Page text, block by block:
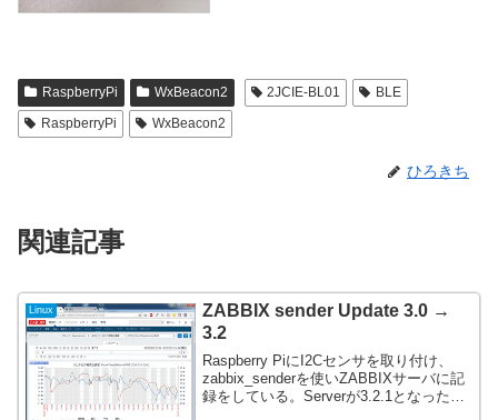
RaspberryPi WxBeacon2 2JCIE-BL01
BLE
RaspberryPi
WxBeacon2
ひろきち
関連記事
Linux
ZABBIX sender Update 3.0 →
3.2
Raspberry PiにI2Cセンサを取り付け、
zabbix_senderを使いZABBIXサーバに記
録をしている。Serverが3.2.1となったの